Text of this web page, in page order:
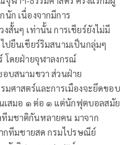
นัก เนื่องจากมีการ
สั้นๆ เท่านั้น การเชียร์ยังไม่มี
ปยืนเชียร์ริมสนามเป็นกลุ่มๆ
โดยฝ่ายจุฬาลงกรณ์
บสนามขวา ส่วนฝ่าย
มศาสตร์และการเมืองจะยึดขอบ
เสมอ ๑ ต่อ ๑ แต่นักฟุตบอลสมัย
มชาติกันหลายคน มาจาก
กทีมชายสด กรมไปรษณีย์